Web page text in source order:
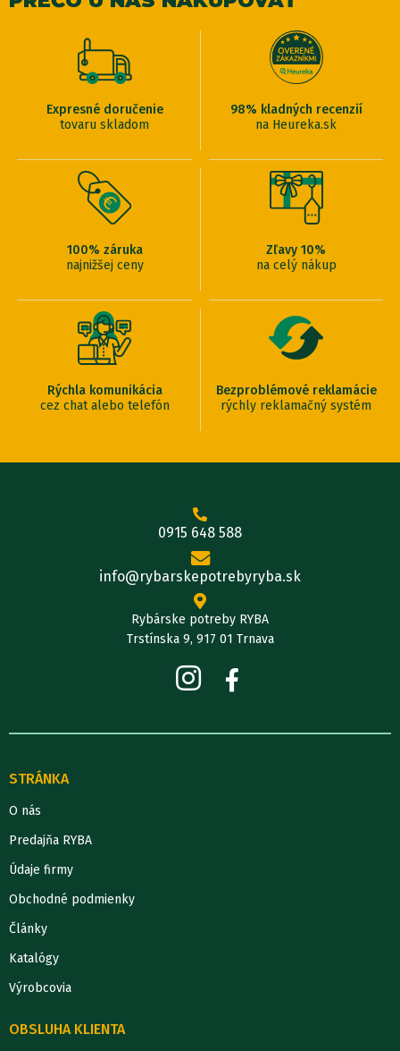
Expresné doručenie
tovaru skladom
98% kladných recenzií
na Heureka.sk
100% záruka
najnižšej ceny
Zľavy 10%
na celý nákup
Rýchla komunikácia
cez chat alebo telefón
Bezproblémové reklamácie
rýchly reklamačný systém
0915 648 588
info@rybarskepotrebyryba.sk
Rybárske potreby RYBA
Trstínska 9, 917 01 Trnava
STRÁNKA
O nás
Predajňa RYBA
Údaje firmy
Obchodné podmienky
Články
Katalógy
Výrobcovia
OBSLUHA KLIENTA